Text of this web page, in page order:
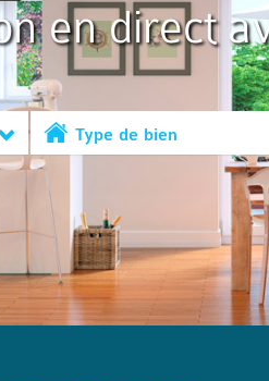
en direct
Type de bien